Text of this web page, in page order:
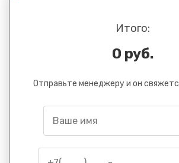
Итого:
0 руб.
Отправьте менеджеру и он